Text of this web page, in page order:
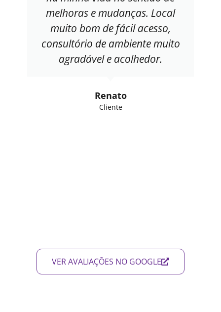
melhoras e mudanças. Local
muito bom de fácil acesso,
consultório de ambiente muito
agradável e acolhedor.
Renato
Cliente
VER AVALIAÇÕES NO GOOGLE